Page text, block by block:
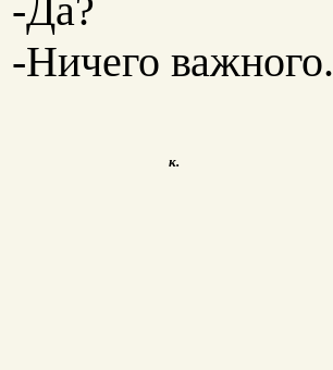
-Да?
-Ничего важного.
к.